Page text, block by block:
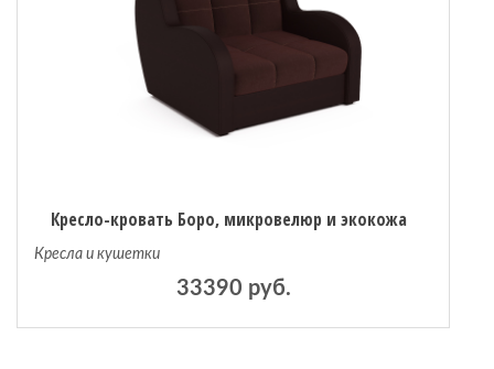
Кресло-кровать Боро, микровелюр и экокожа
Кресла и кушетки
33390 руб.